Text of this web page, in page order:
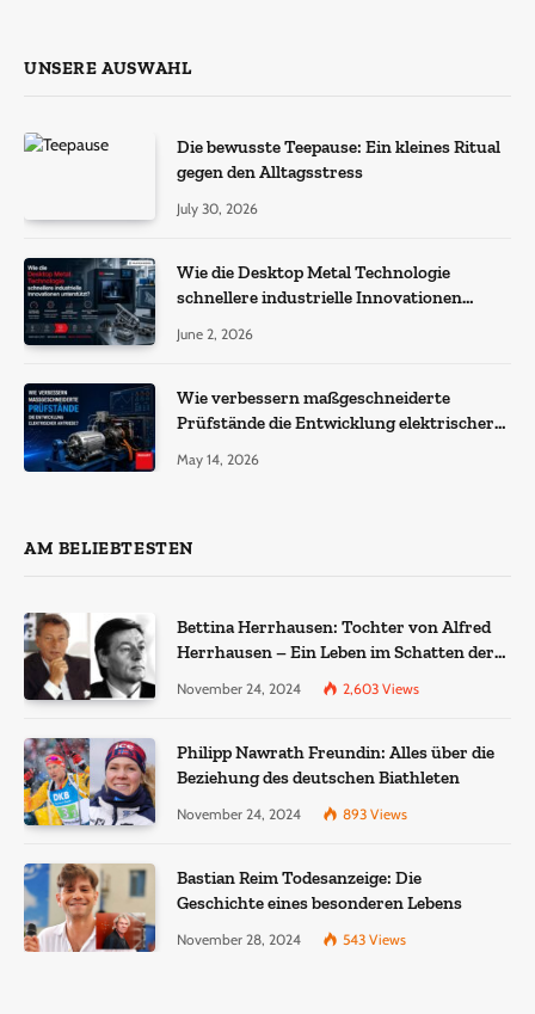
UNSERE AUSWAHL
Die bewusste Teepause: Ein kleines Ritual
gegen den Alltagsstress
July 30, 2026
Wie die Desktop Metal Technologie
schnellere industrielle Innovationen
June 2, 2026
Wie verbessern maßgeschneiderte
Prüfstände die Entwicklung elektrischer
May 14, 2026
AM BELIEBTESTEN
Bettina Herrhausen: Tochter von Alfred
Herrhausen – Ein Leben im Schatten der
November 24, 2024 2,603 Views
Philipp Nawrath Freundin: Alles über die
Beziehung des deutschen Biathleten
November 24, 2024 893 Views
Bastian Reim Todesanzeige: Die
Geschichte eines besonderen Lebens
November 28, 2024 543 Views